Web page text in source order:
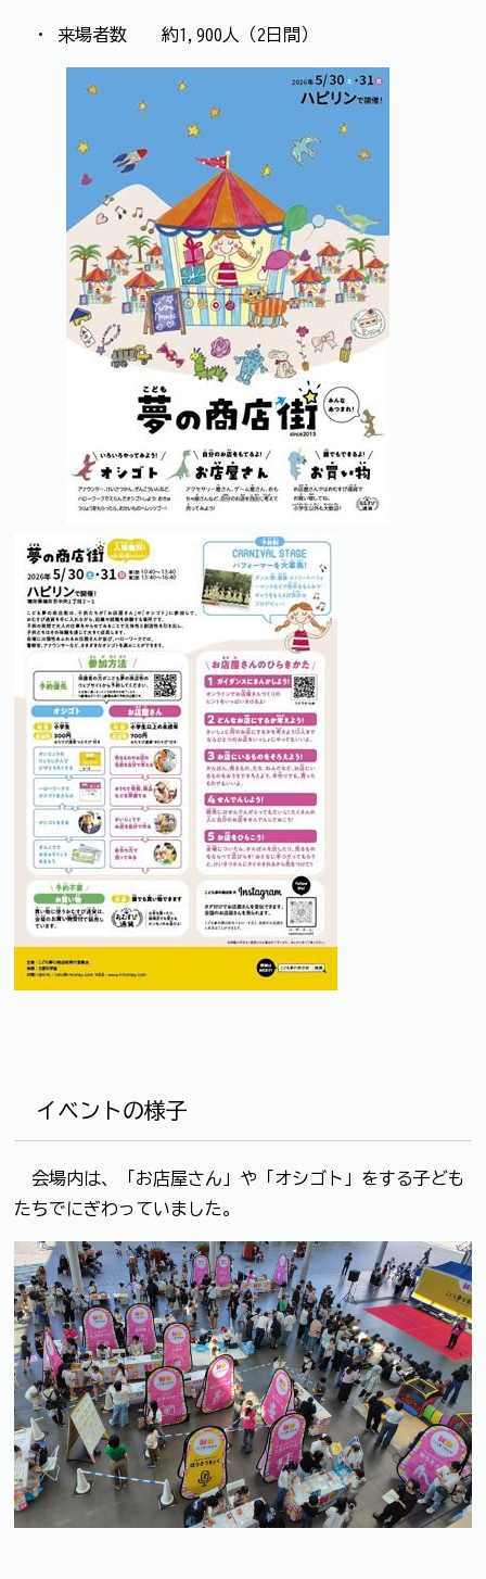
・ 来場者数 約1,900人（2日間）
イベントの様子
会場内は、「お店屋さん」や「オシゴト」をする子ども
たちでにぎわっていました。